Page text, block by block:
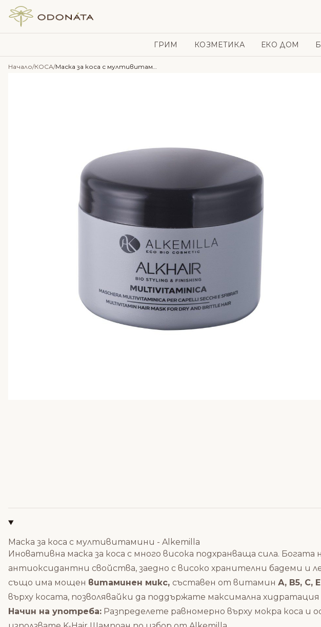
Skip to content
ГРИМ КОЗМЕТИКА ЕКО ДОМ
Начало/КОСА/ Маска за коса с мултивитамини – Alkemilla
Маска за коса с мултивитамини - Alkemilla
Иновативна маска за коса с много висока подхранваща сила.
антиоксидантни свойства, заедно с високо хранителни бадеми и
също има мощен витаминен микс, съставен от витамин А, В5, С,
върху косата, позволявайки да поддържате максимална
Начин на употреба: Разпределете равномерно върху мокра коса